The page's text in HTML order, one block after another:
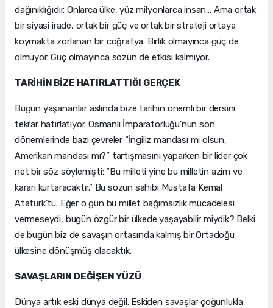
dağınıklığıdır. Onlarca ülke, yüz milyonlarca insan… Ama ortak
bir siyasi irade, ortak bir güç ve ortak bir strateji ortaya
koymakta zorlanan bir coğrafya. Birlik olmayınca güç de
olmuyor. Güç olmayınca sözün de etkisi kalmıyor.
TARİHİN BİZE HATIRLATTIĞI GERÇEK
Bugün yaşananlar aslında bize tarihin önemli bir dersini
tekrar hatırlatıyor. Osmanlı İmparatorluğu’nun son
dönemlerinde bazı çevreler “İngiliz mandası mı olsun,
Amerikan mandası mı?” tartışmasını yaparken bir lider çok
net bir söz söylemişti: “Bu milleti yine bu milletin azim ve
kararı kurtaracaktır.” Bu sözün sahibi Mustafa Kemal
Atatürk’tü. Eğer o gün bu millet bağımsızlık mücadelesi
vermeseydi, bugün özgür bir ülkede yaşayabilir miydik? Belki
de bugün biz de savaşın ortasında kalmış bir Ortadoğu
ülkesine dönüşmüş olacaktık.
SAVAŞLARIN DEĞİŞEN YÜZÜ
Dünya artık eski dünya değil. Eskiden savaşlar çoğunlukla